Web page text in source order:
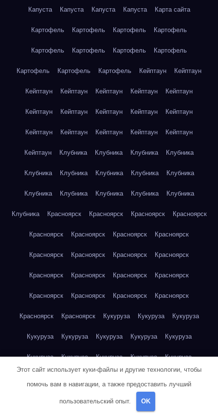
Капуста Капуста Капуста Капуста Карта сайта
Картофель Картофель Картофель Картофель
Картофель Картофель Картофель Картофель
Картофель Картофель Картофель Кейптаун Кейптаун
Кейптаун Кейптаун Кейптаун Кейптаун Кейптаун
Кейптаун Кейптаун Кейптаун Кейптаун Кейптаун
Кейптаун Кейптаун Кейптаун Кейптаун Кейптаун
Кейптаун Клубника Клубника Клубника Клубника
Клубника Клубника Клубника Клубника Клубника
Клубника Клубника Клубника Клубника Клубника
Клубника Красноярск Красноярск Красноярск Красноярск
Красноярск Красноярск Красноярск Красноярск
Красноярск Красноярск Красноярск Красноярск
Красноярск Красноярск Красноярск Красноярск
Красноярск Красноярск Красноярск Красноярск
Красноярск Красноярск Кукуруза Кукуруза Кукуруза
Кукуруза Кукуруза Кукуруза Кукуруза Кукуруза
Кукуруза Кукуруза Кукуруза Кукуруза Кукуруза
Куриная грудка Куриная грудка
Этот сайт использует куки-файлы и другие технологии, чтобы
помочь вам в навигации, а также предоставить лучший
пользовательский опыт. OK